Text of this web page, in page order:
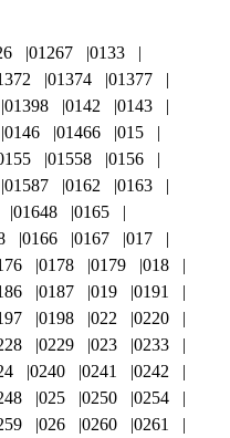
01267
0133
01374
01377
01398 0142
0143
0146 01466
015
01558
0156
01587 0162
0163
01648
0165
0166 0167
017
0178 0179
018
0187 019
0191
0198 022
0220
0229 023
0233
0240 0241
0242
025 0250
0254
026 0260 0261